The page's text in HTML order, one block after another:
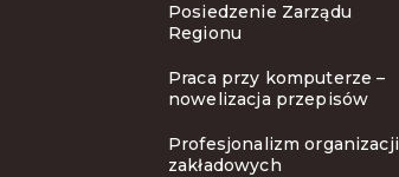
Posiedzenie Zarządu
Regionu
Praca przy komputerze –
nowelizacja przepisów
Profesjonalizm organizacji
zakładowych